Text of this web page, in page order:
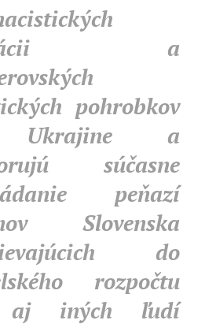
a
pohrobkov
a
súčasne
peňazí
Slovenska
do
rozpočtu
aj iných ľudí